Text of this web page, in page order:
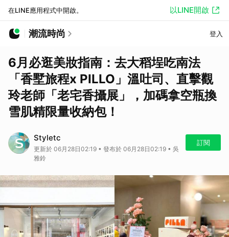
在LINE應用程式中開啟。 以LINE開啟
潮流時尚 登入
6月必逛美妝指南：去大稻埕吃南法
「香墅旅程x PILLO」溫吐司、直擊觀
玲老師「老宅香攝展」，加碼拿空瓶換
雪肌精限量收納包！
Styletc
更新於 06月28日02:19 • 發布於 06月28日02:19 • 吳
雅鈴
訂閱